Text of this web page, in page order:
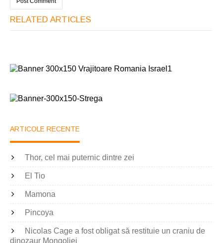
RELATED ARTICLES
ARTICOLE RECENTE
Thor, cel mai puternic dintre zei
El Tio
Mamona
Pincoya
Nicolas Cage a fost obligat să restituie un craniu de
dinozaur Mongoliei